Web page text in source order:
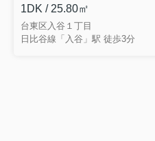
1DK / 25.80㎡
台東区入谷１丁目
日比谷線「入谷」駅 徒歩3分